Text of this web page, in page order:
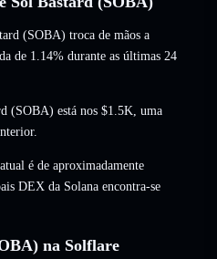
(SOBA) troca de mãos a
de 1.14% durante as últimas 24
(SOBA) está nos $1.5K, uma
é de aproximadamente
DEX da Solana encontra-se
na Solflare